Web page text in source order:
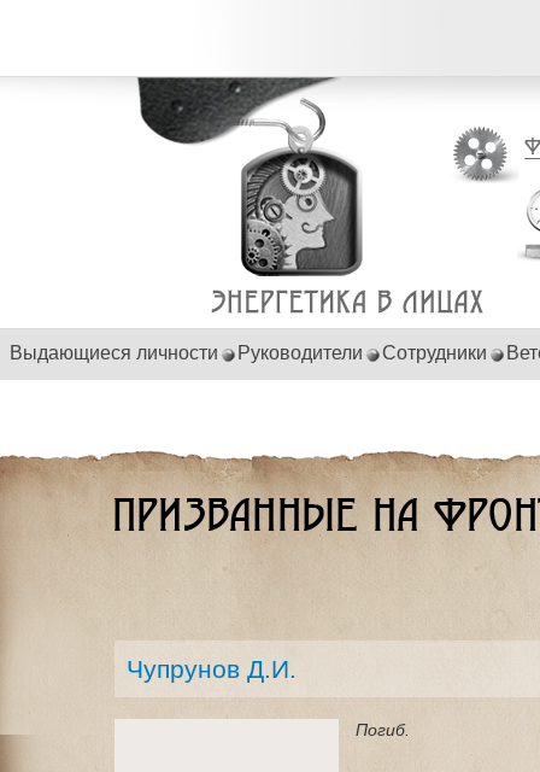
Выдающиеся личности Руководители Сотрудники
Чупрунов Д.И.
Погиб.